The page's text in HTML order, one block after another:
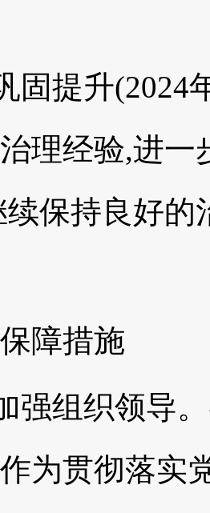
提升(2024年
理经验,进
保持良好的
措施
组织领导。
为贯彻落实